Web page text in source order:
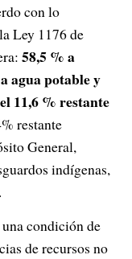
con lo
Ley 1176 de
58,5 % a
agua potable y
11,6 % restante
restante
General,
indígenas,
condición de
de recursos no